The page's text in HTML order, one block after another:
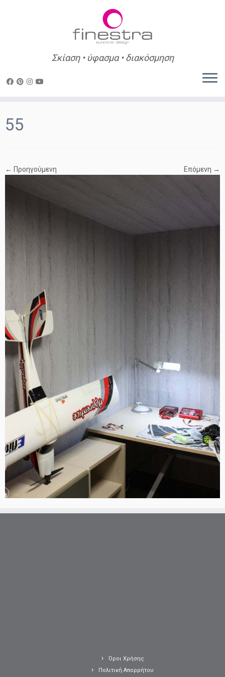
content
Σκίαση • ύφασμα • διακόσμηση
55
← Προηγούμενη Επόμενη →
Όροι Χρήσης
Πολιτική Απορρήτου